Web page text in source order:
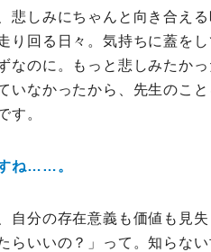
悲しみにちゃんと向き合え
り回る日々。気持ちに蓋を
のに。もっと悲しみたか
いなかったから、先生のこ
す。
ね……。
自分の存在意義も価値も見
らいいの？」って。知らな